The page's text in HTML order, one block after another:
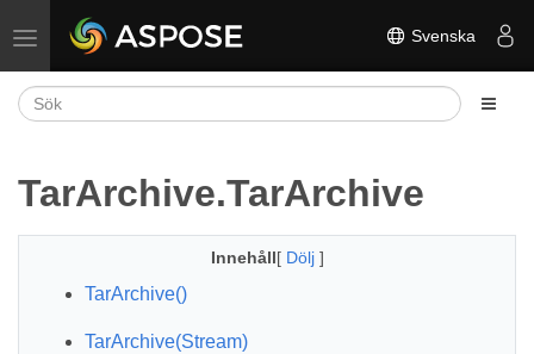
Växla navigering Svenska
TarArchive.TarArchive
Innehåll[ Dölj ]
TarArchive()
TarArchive(Stream)